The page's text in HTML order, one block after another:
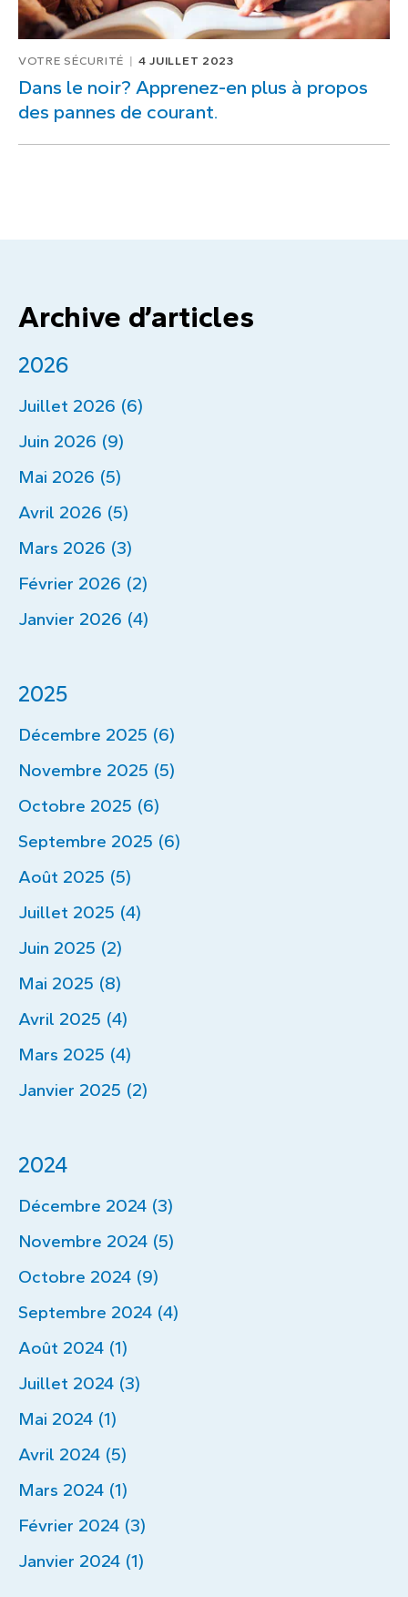
VOTRE SÉCURITÉ 4 JUILLET 2023
Dans le noir? Apprenez-en plus à propos
des pannes de courant.
Archive d’articles
2026
Juillet 2026 (6)
Juin 2026 (9)
Mai 2026 (5)
Avril 2026 (5)
Mars 2026 (3)
Février 2026 (2)
Janvier 2026 (4)
2025
Décembre 2025 (6)
Novembre 2025 (5)
Octobre 2025 (6)
Septembre 2025 (6)
Août 2025 (5)
Juillet 2025 (4)
Juin 2025 (2)
Mai 2025 (8)
Avril 2025 (4)
Mars 2025 (4)
Janvier 2025 (2)
2024
Décembre 2024 (3)
Novembre 2024 (5)
Octobre 2024 (9)
Septembre 2024 (4)
Août 2024 (1)
Juillet 2024 (3)
Mai 2024 (1)
Avril 2024 (5)
Mars 2024 (1)
Février 2024 (3)
Janvier 2024 (1)